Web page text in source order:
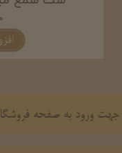
جهت ورود به صفحه